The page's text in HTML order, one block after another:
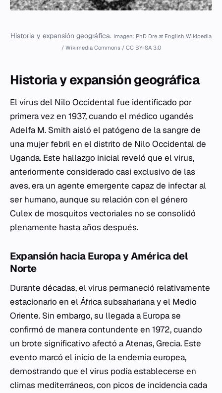
Historia y expansión geográfica. Imagen: PhD Dre at English Wikipedia
/ Wikimedia Commons / CC BY-SA 3.0
Historia y expansión geográfica
El virus del Nilo Occidental fue identificado por
primera vez en 1937, cuando el médico ugandés
Adelfa M. Smith aisló el patógeno de la sangre de
una mujer febril en el distrito de Nilo Occidental de
Uganda. Este hallazgo inicial reveló que el virus,
anteriormente considerado casi exclusivo de las
aves, era un agente emergente capaz de infectar al
ser humano, aunque su relación con el género
Culex de mosquitos vectoriales no se consolidó
plenamente hasta años después.
Expansión hacia Europa y América del
Norte
Durante décadas, el virus permaneció relativamente
estacionario en el África subsahariana y el Medio
Oriente. Sin embargo, su llegada a Europa se
confirmó de manera contundente en 1972, cuando
un brote significativo afectó a Atenas, Grecia. Este
evento marcó el inicio de la endemia europea,
demostrando que el virus podía establecerse en
climas mediterráneos, con picos de incidencia cada